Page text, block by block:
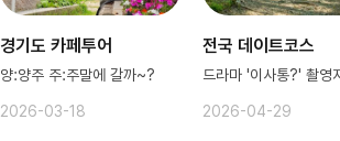
경기도 카페투어
양:양주 주:주말에 갈까~?
2026-03-18
전국 데이트코스
2026-04-29